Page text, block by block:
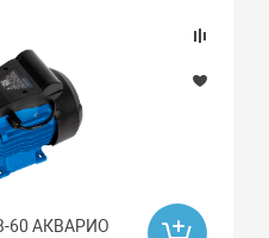
60 АКВАРИО